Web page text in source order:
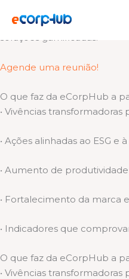
para
Somos um hub de
soluções gamificadas.
Agende uma reunião!
O que faz da eCorpHub a
• Vivências transformadoras
• Ações alinhadas ao ESG e à
• Aumento de
• Fortalecimento da marca
• Indicadores que
O que faz da eCorpHub a
• Vivências transformadoras